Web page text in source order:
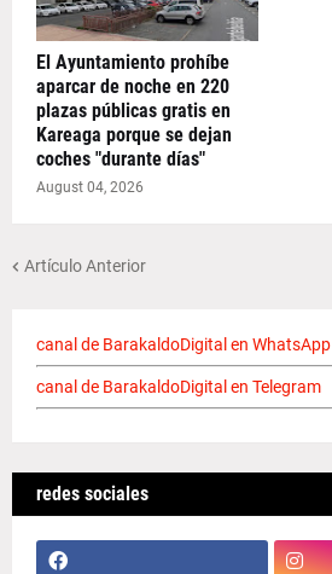
El Ayuntamiento prohíbe
aparcar de noche en 220
plazas públicas gratis en
Kareaga porque se dejan
coches "durante días"
August 04, 2026
Artículo Anterior
canal de BarakaldoDigital en WhatsApp
canal de BarakaldoDigital en Telegram
redes sociales